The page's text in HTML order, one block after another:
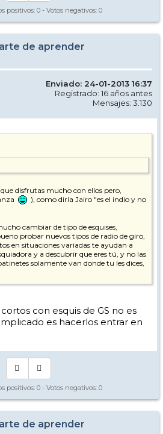
positivos: 0 - Votos negativos: 0
de aprender
Enviado: 24-01-2013 16:37
Registrado: 16 años antes
Mensajes: 3.130
disfrutas mucho con ellos pero,
), como diría Jairo "es el indio y no
cambiar de tipo de esquises,
probar nuevos tipos de radio de giro,
en situaciones variadas te ayudan a
y a descubrir que eres tú, y no las
solamente van donde tu les dices,
bien la experiencia. Lo chachi, y
es ponerse esos pepinakos de
en curvas medias a alta velocidad.
que eres capaz de hacer giros
una canija descubriendo (y esto no lo he
y no la flecha. De verdad.
unos barcos de esos de 100mm de
y dirás eso de "cómo he estado tanto
nuevo recordarás la frasecita de marras
caso
con esquis de GS no es
es hacerlos entrar en
positivos: 0 - Votos negativos: 0
de aprender